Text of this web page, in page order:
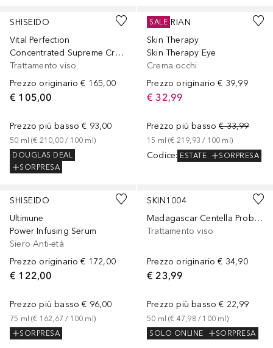
SHISEIDO
Vital Perfection
Concentrated Supreme Cream
Trattamento viso
Prezzo originario € 165,00
€ 105,00
Prezzo più basso € 93,00
50 ml (€ 210,00 / 100 ml )
DOUGLAS DEAL
SORPRESA
ERBORIAN
Skin Therapy
Skin Therapy Eye
Crema occhi
Prezzo originario € 39,99
€ 32,99
Prezzo più basso € 33,99
15 ml (€ 219,93 / 100 ml )
Codice: ESTATE SORPRESA
SALE
SHISEIDO
Ultimune
Power Infusing Serum
Siero Anti-età
Prezzo originario € 172,00
€ 122,00
Prezzo più basso € 96,00
75 ml (€ 162,67 / 100 ml )
SORPRESA
SKIN1004
Madagascar Centella Probio-Cica Enrich Cream
Trattamento viso
Prezzo originario € 34,90
€ 23,99
Prezzo più basso € 22,99
50 ml (€ 47,98 / 100 ml )
SOLO ONLINE
SORPRESA